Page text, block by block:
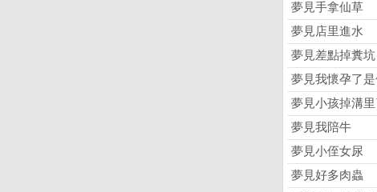
夢見手拿仙草
夢見店里進水
夢見差點掉糞坑
夢見我懷孕了
夢見小孩掉溝里
夢見我陪牛
夢見小侄女尿
夢見好多肉蟲